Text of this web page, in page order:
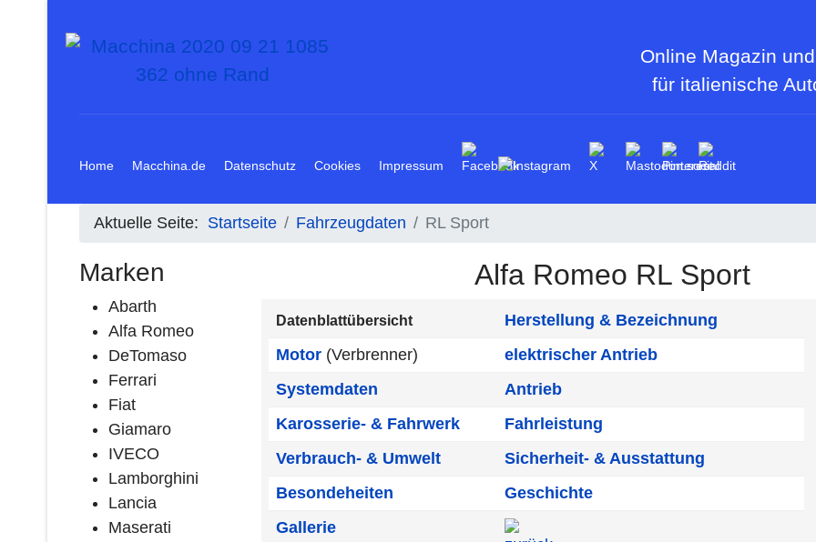
Online Magazin
für italienische
Home Macchina.de Datenschutz Cookies Impressum
Aktuelle Seite: Startseite Fahrzeugdaten RL Sport
Marken
Abarth
Alfa Romeo
DeTomaso
Ferrari
Fiat
Giamaro
IVECO
Lamborghini
Lancia
Maserati
Alfa Romeo RL Sport
Datenblattübersicht
Herstellung & Bezeichnung
Motor (Verbrenner)
elektrischer Antrieb
Systemdaten
Antrieb
Karosserie- & Fahrwerk
Fahrleistung
Verbrauch- & Umwelt
Sicherheit- & Ausstattung
Besondeheiten
Geschichte
Gallerie